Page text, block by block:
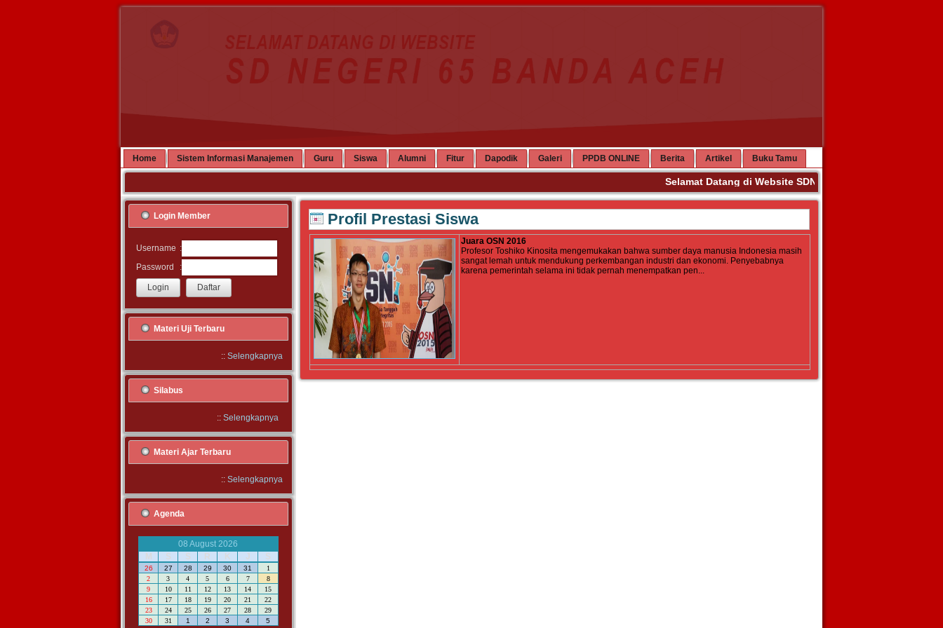
Home Sistem Informasi Manajemen Guru Siswa Alumni Fitur Dapodik Galeri PPDB ONLINE Berita Artikel Buku Tamu
Selamat Datang di Website SDN 65 Banda Aceh. Terima
Login Member
Username :
Password
:
Materi Uji Terbaru
:: Selengkapnya
Silabus
:: Selengkapnya
Materi Ajar Terbaru
:: Selengkapnya
Agenda
08 August 2026
M
S S R K J S
26 27 28 29 30 31
1
2
3 4 5 6 7
8
9
10 11 12 13 14
15
16
17 18 19 20 21
22
23
24 25 26 27 28
29
30
31 1 2 3 4 5
Profil Prestasi Siswa
Juara OSN 2016
Profesor Toshiko Kinosita mengemukakan bahwa sumber daya manusia Indonesia masih
sangat lemah untuk mendukung perkembangan industri dan ekonomi. Penyebabnya
karena pemerintah selama ini tidak pernah menempatkan pen...